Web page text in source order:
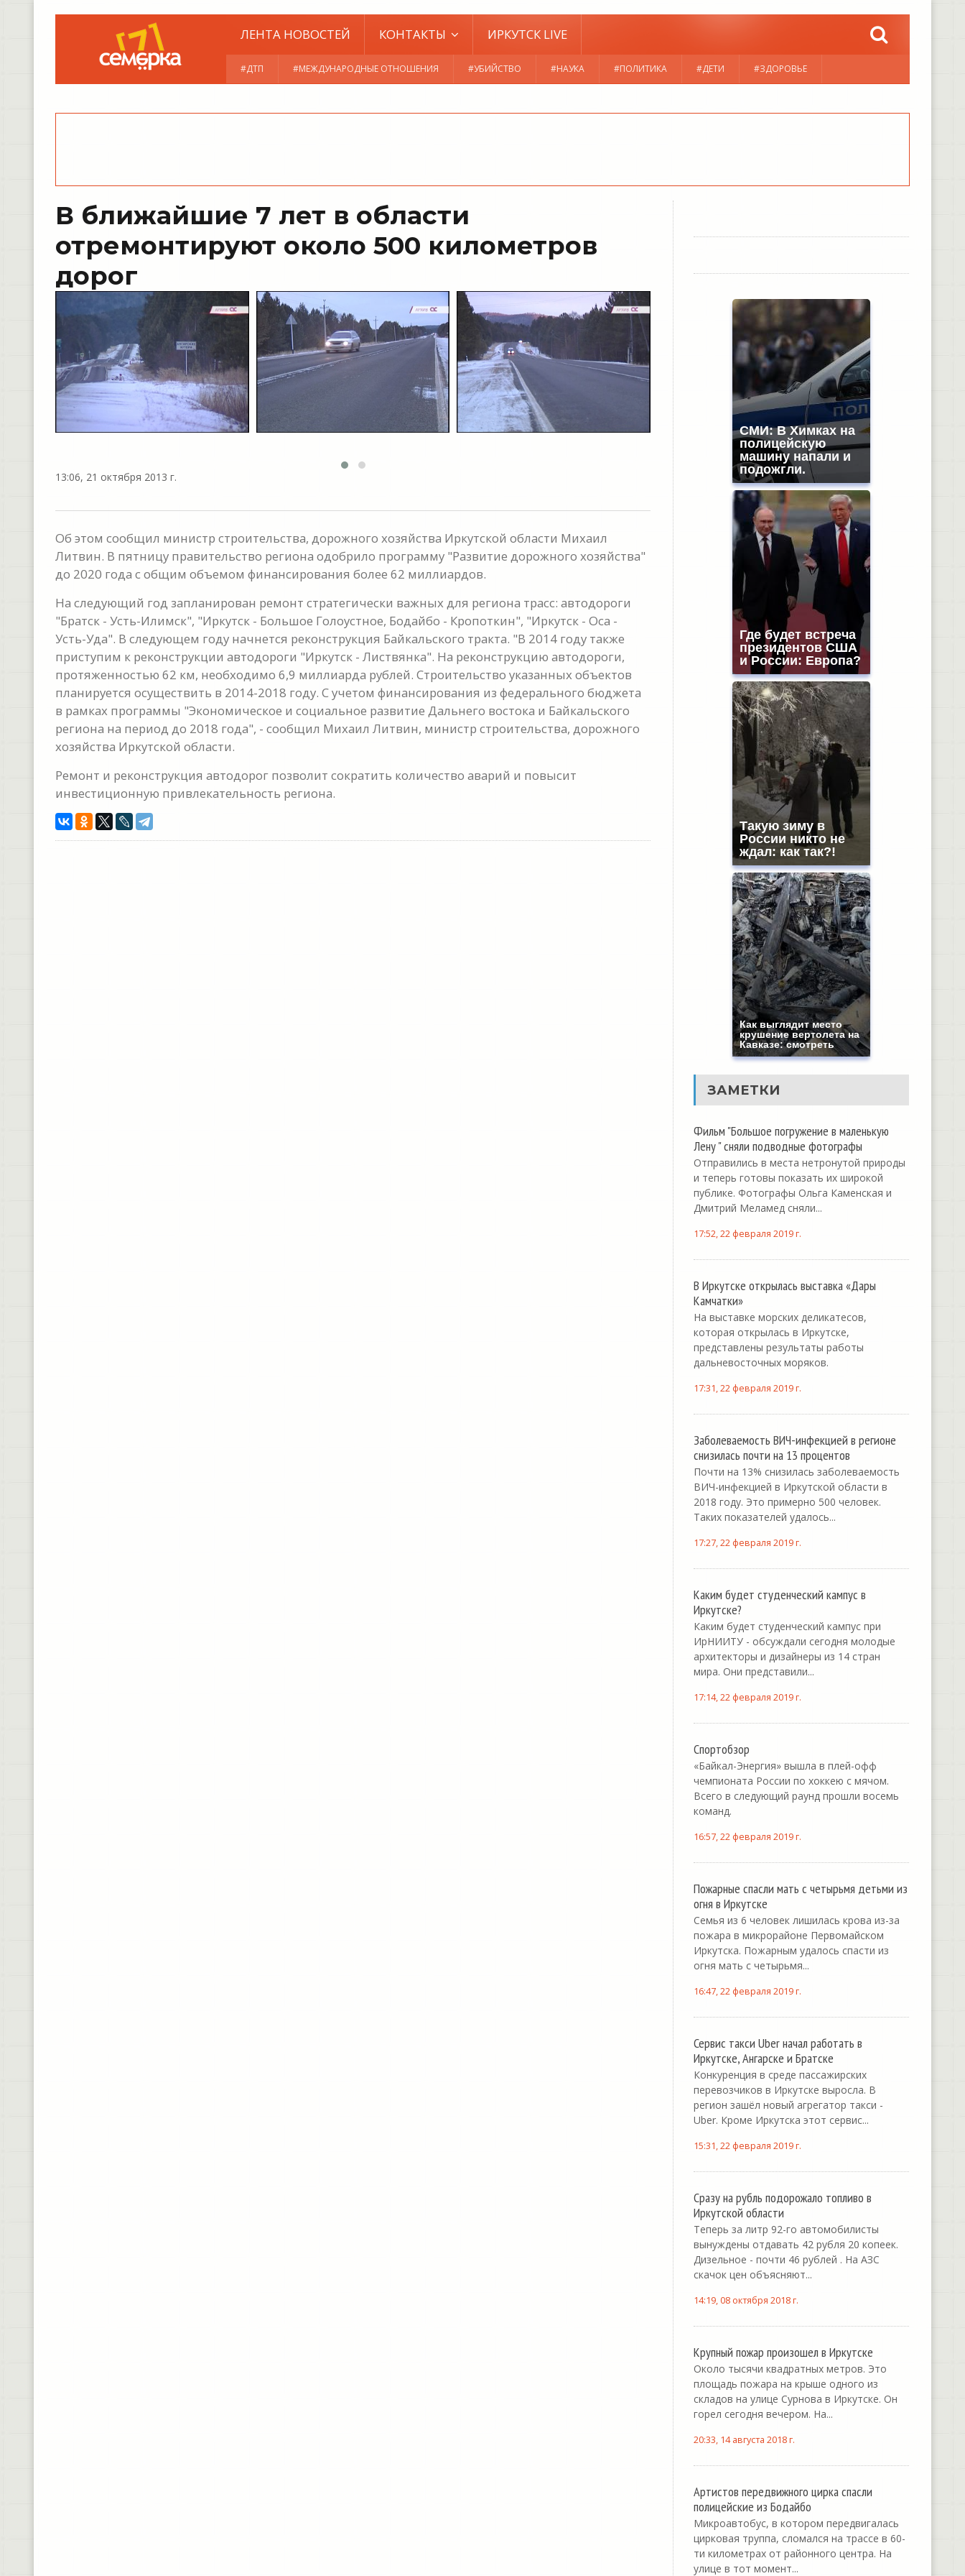
ЛЕНТА НОВОСТЕЙ КОНТАКТЫ ИРКУТСК LIVE
#ДТП #МЕЖДУНАРОДНЫЕ ОТНОШЕНИЯ #УБИЙСТВО #НАУКА #ПОЛИТИКА #ДЕТИ #ЗДОРОВЬЕ
В ближайшие 7 лет в области
отремонтируют около 500 километров
дорог
13:06, 21 октября 2013 г.
Об этом сообщил министр строительства, дорожного хозяйства Иркутской области Михаил
Литвин. В пятницу правительство региона одобрило программу "Развитие дорожного хозяйства"
до 2020 года с общим объемом финансирования более 62 миллиардов.
На следующий год запланирован ремонт стратегически важных для региона трасс: автодороги
"Братск - Усть-Илимск", "Иркутск - Большое Голоустное, Бодайбо - Кропоткин", "Иркутск - Оса -
Усть-Уда". В следующем году начнется реконструкция Байкальского тракта. "В 2014 году также
приступим к реконструкции автодороги "Иркутск - Листвянка". На реконструкцию автодороги,
протяженностью 62 км, необходимо 6,9 миллиарда рублей. Строительство указанных объектов
планируется осуществить в 2014-2018 году. С учетом финансирования из федерального бюджета
в рамках программы "Экономическое и социальное развитие Дальнего востока и Байкальского
региона на период до 2018 года", - сообщил Михаил Литвин, министр строительства, дорожного
хозяйства Иркутской области.
Ремонт и реконструкция автодорог позволит сократить количество аварий и повысит
инвестиционную привлекательность региона.
СМИ: В Химках на
полицейскую
машину напали и
подожгли.
Где будет встреча
президентов США
и России: Европа?
Такую зиму в
России никто не
ждал: как так?!
Как выглядит место
крушение вертолета на
Кавказе: смотреть
ЗАМЕТКИ
Фильм "Большое погружение в маленькую
Лену " сняли подводные фотографы
Отправились в места нетронутой природы
и теперь готовы показать их широкой
публике. Фотографы Ольга Каменская и
Дмитрий Меламед сняли...
17:52, 22 февраля 2019 г.
В Иркутске открылась выставка «Дары
Камчатки»
На выставке морских деликатесов,
которая открылась в Иркутске,
представлены результаты работы
дальневосточных моряков.
17:31, 22 февраля 2019 г.
Заболеваемость ВИЧ-инфекцией в регионе
снизилась почти на 13 процентов
Почти на 13% снизилась заболеваемость
ВИЧ-инфекцией в Иркутской области в
2018 году. Это примерно 500 человек.
Таких показателей удалось...
17:27, 22 февраля 2019 г.
Каким будет студенческий кампус в
Иркутске?
Каким будет студенческий кампус при
ИрНИИТУ - обсуждали сегодня молодые
архитекторы и дизайнеры из 14 стран
мира. Они представили...
17:14, 22 февраля 2019 г.
Спортобзор
«Байкал-Энергия» вышла в плей-офф
чемпионата России по хоккею с мячом.
Всего в следующий раунд прошли восемь
команд.
16:57, 22 февраля 2019 г.
Пожарные спасли мать с четырьмя детьми из
огня в Иркутске
Семья из 6 человек лишилась крова из-за
пожара в микрорайоне Первомайском
Иркутска. Пожарным удалось спасти из
огня мать с четырьмя...
16:47, 22 февраля 2019 г.
Сервис такси Uber начал работать в
Иркутске, Ангарске и Братске
Конкуренция в среде пассажирских
перевозчиков в Иркутске выросла. В
регион зашёл новый агрегатор такси -
Uber. Кроме Иркутска этот сервис...
15:31, 22 февраля 2019 г.
Сразу на рубль подорожало топливо в
Иркутской области
Теперь за литр 92-го автомобилисты
вынуждены отдавать 42 рубля 20 копеек.
Дизельное - почти 46 рублей . На АЗС
скачок цен объясняют...
14:19, 08 октября 2018 г.
Крупный пожар произошел в Иркутске
Около тысячи квадратных метров. Это
площадь пожара на крыше одного из
складов на улице Сурнова в Иркутске. Он
горел сегодня вечером. На...
20:33, 14 августа 2018 г.
Артистов передвижного цирка спасли
полицейские из Бодайбо
Микроавтобус, в котором передвигалась
цирковая труппа, сломался на трассе в 60-
ти километрах от районного центра. На
улице в тот момент...